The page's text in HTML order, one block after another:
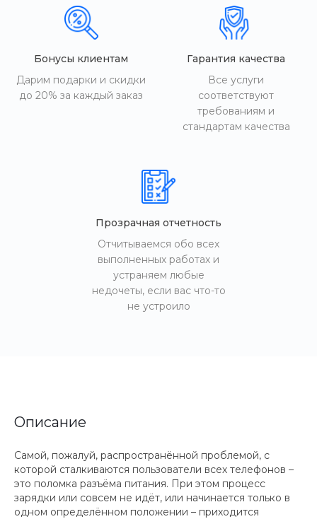
Бонусы клиентам
Дарим подарки и скидки
до 20% за каждый заказ
Гарантия качества
Все услуги
соответствуют
требованиям и
стандартам качества
Прозрачная отчетность
Отчитываемся обо всех
выполненных работах и
устраняем любые
недочеты, если вас что-то
не устроило
Описание
Самой, пожалуй, распространённой проблемой, с
которой сталкиваются пользователи всех телефонов –
это поломка разъёма питания. При этом процесс
зарядки или совсем не идёт, или начинается только в
одном определённом положении – приходится